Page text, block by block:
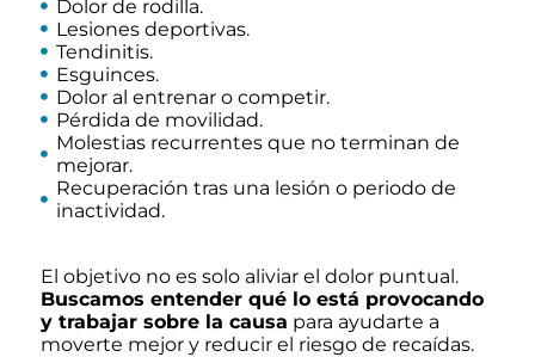
Dolor de rodilla.
Lesiones deportivas.
Tendinitis.
Esguinces.
Dolor al entrenar o competir.
Pérdida de movilidad.
Molestias recurrentes que no terminan de
mejorar.
Recuperación tras una lesión o periodo de
inactividad.
El objetivo no es solo aliviar el dolor puntual.
Buscamos entender qué lo está provocando
y trabajar sobre la causa para ayudarte a
moverte mejor y reducir el riesgo de recaídas.